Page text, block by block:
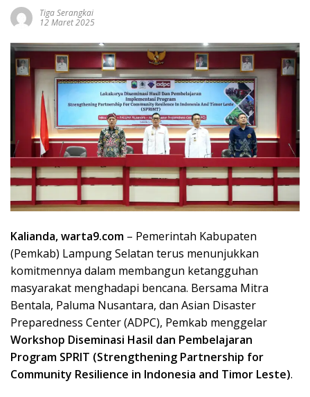
Tiga Serangkai
12 Maret 2025
Kalianda, warta9.com – Pemerintah Kabupaten
(Pemkab) Lampung Selatan terus menunjukkan
komitmennya dalam membangun ketangguhan
masyarakat menghadapi bencana. Bersama Mitra
Bentala, Paluma Nusantara, dan Asian Disaster
Preparedness Center (ADPC), Pemkab menggelar
Workshop Diseminasi Hasil dan Pembelajaran
Program SPRIT (Strengthening Partnership for
Community Resilience in Indonesia and Timor Leste).